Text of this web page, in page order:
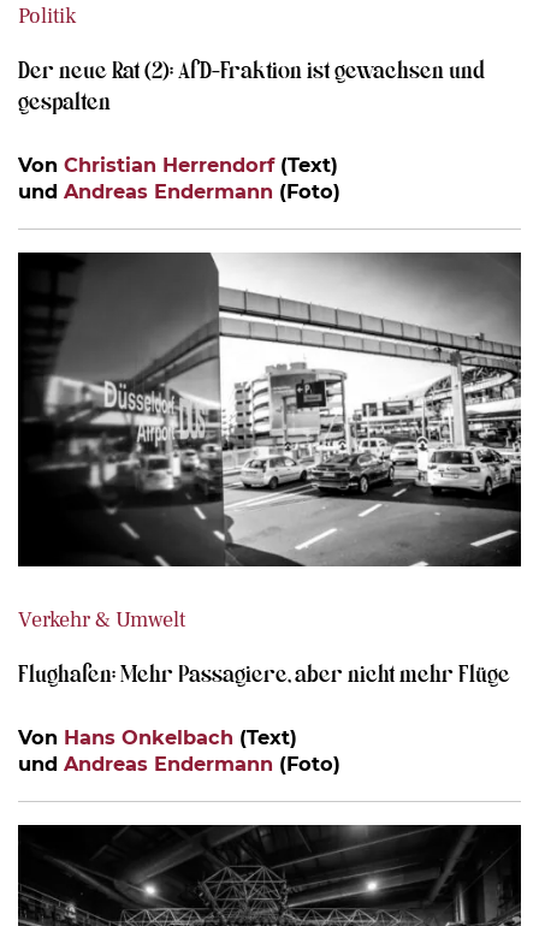
Politik
Der neue Rat (2): AfD-Fraktion ist gewachsen und
gespalten
Von Christian Herrendorf(Text)
und Andreas Endermann (Foto)
Verkehr & Umwelt
Flughafen: Mehr Passagiere, aber nicht mehr Flüge
Von Hans Onkelbach (Text)
und Andreas Endermann (Foto)